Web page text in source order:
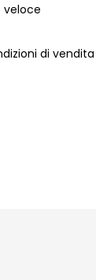
veloce
di vendita